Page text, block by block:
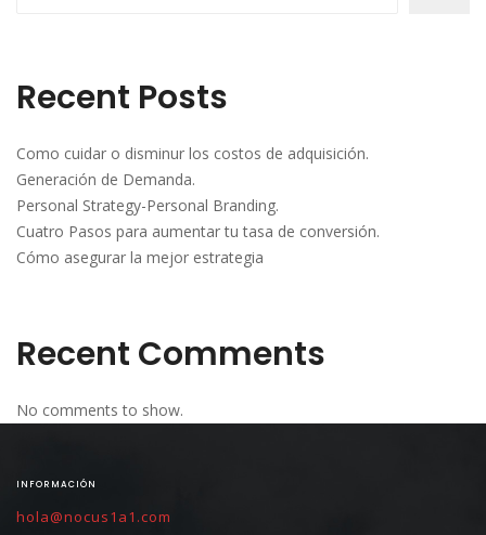
Recent Posts
Como cuidar o disminur los costos de adquisición.
Generación de Demanda.
Personal Strategy-Personal Branding.
Cuatro Pasos para aumentar tu tasa de conversión.
Cómo asegurar la mejor estrategia
Recent Comments
No comments to show.
INFORMACIÓN
hola@nocus1a1.com